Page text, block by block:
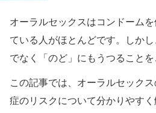
オーラルセックスはコンドーム
ている人がほとんどです。しか
でなく「のど」にもうつることを
この記事では、オーラルセック
症のリスクについて分かりやす